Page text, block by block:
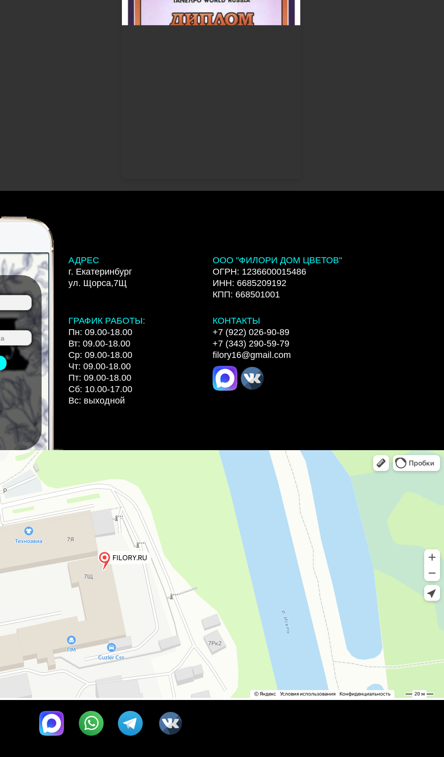
АДРЕС
г. Екатеринбург
ул. Щорса,7Щ
ООО "ФИЛОРИ ДОМ ЦВЕТОВ"
ОГРН: 1236600015486
ИНН: 6685209192
КПП: 668501001
ГРАФИК РАБОТЫ:
Пн: 09.00-18.00
Вт: 09.00-18.00
Ср: 09.00-18.00
Чт: 09.00-18.00
Пт: 09.00-18.00
Сб: 10.00-17.00
Вс: выходной
КОНТАКТЫ
+7 (922) 026-90-89
+7 (343) 290-59-79
filory16@gmail.com